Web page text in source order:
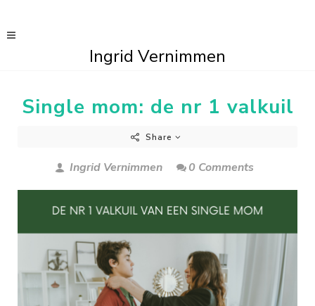
Ingrid Vernimmen
Single mom: de nr 1 valkuil
Share
Ingrid Vernimmen 0 Comments